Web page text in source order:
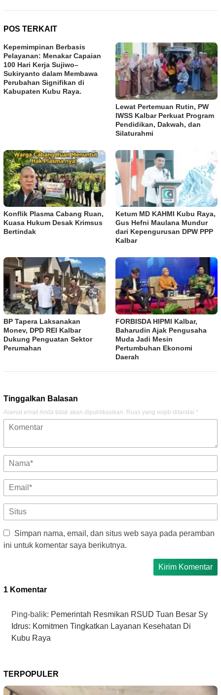
POS TERKAIT
Kepemimpinan Berbasis
Pelayanan: Menakar Capaian
100 Hari Kerja Sujiwo–
Sukiryanto dalam Membawa
Perubahan Signifikan di
Kabupaten Kubu Raya.
Lewat Pertemuan Rutin, PW
IWSS Kalbar Perkuat Program
Pendidikan, Dakwah, dan
Silaturahmi
Konflik Plasma Cabang Ruan,
Kuasa Hukum Desak Krimsus
Bertindak
Ketum MD KAHMI Kubu Raya,
Gus Hefni Maulana Mundur
dari Kepengurusan DPW PPP
Kalbar
BP Tapera Laksanakan
Monev, DPD REI Kalbar
Dukung Penguatan Sektor
Perumahan
FORBISDA HIPMI Kalbar,
Baharudin Ajak Pengusaha
Muda Jadi Mesin
Pertumbuhan Ekonomi
Daerah
Tinggalkan Balasan
Alamat email Anda tidak akan dipublikasikan. Ruas yang wajib ditandai *
Simpan nama, email, dan situs web saya pada peramban
ini untuk komentar saya berikutnya.
1 Komentar
Ping-balik: Pemerintah Resmikan RSUD Tuan Besar Sy
Idrus: Komitmen Tingkatkan Layanan Kesehatan Di
Kubu Raya
TERPOPULER